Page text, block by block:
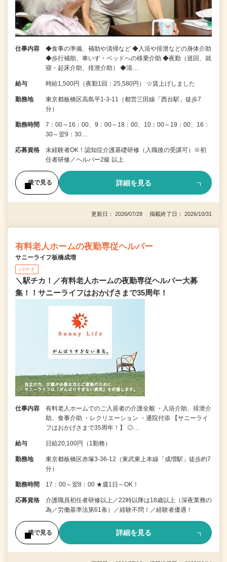
仕事内容
◆食事の準備、補助や清掃など ◆入浴や排泄などの身体介助
◆歩行補助、車いす・ベッドへの移乗介助 ◆夜勤（巡回、就
寝・起床介助、排泄介助） ◆清…
給与 時給1,500円（夜勤1回：25,580円） ☆賃上げしました
勤務地
東京都板橋区高島平1-3-11（都営三田線「西台駅」徒歩7
分）
勤務時間
7：00～16：00、9：00～18：00、10：00～19：00、16：
30～翌9：30…
応募資格
未経験者OK！認知症介護基礎研修（入職後の受講可）※初
任者研修／ヘルパー2級 以上
後で見る 詳細を見る
更新日： 2026/07/28 掲載終了日： 2026/10/31
有料老人ホームの夜勤専従ヘルパー
サニーライフ板橋成増
パート
＼駅チカ！／有料老人ホームの夜勤専従ヘルパー大募
集！！サニーライフはおかげさまで35周年！
仕事内容
有料老人ホームでのご入居者の介護全般 ・入浴介助、排泄介
助、食事介助 ・レクリエーション ・通院付添 【サニーライ
フはおかげさまで35周年！】 ◎…
給与 日給20,100円（1勤務）
勤務地
東京都板橋区赤塚3-36-12（東武東上本線「成増駅」徒歩約7
分）
勤務時間 17：00～翌8：00 ★週1日～OK！
応募資格
介護職員初任者研修以上／22時以降は18歳以上（深夜業務の
為／労働基準法第61条）／経験不問！／経験者優遇！
後で見る 詳細を見る